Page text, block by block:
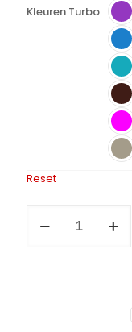
Kleuren Turbo
Reset
Calortrans